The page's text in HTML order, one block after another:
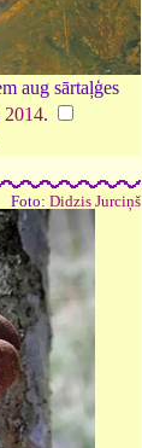
aug sārtaļģes
2014.
Foto: Didzis Jurciņš